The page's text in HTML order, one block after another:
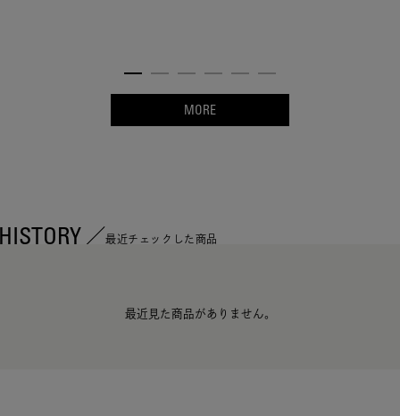
MORE
最近チェックした商品
最近見た商品がありません。